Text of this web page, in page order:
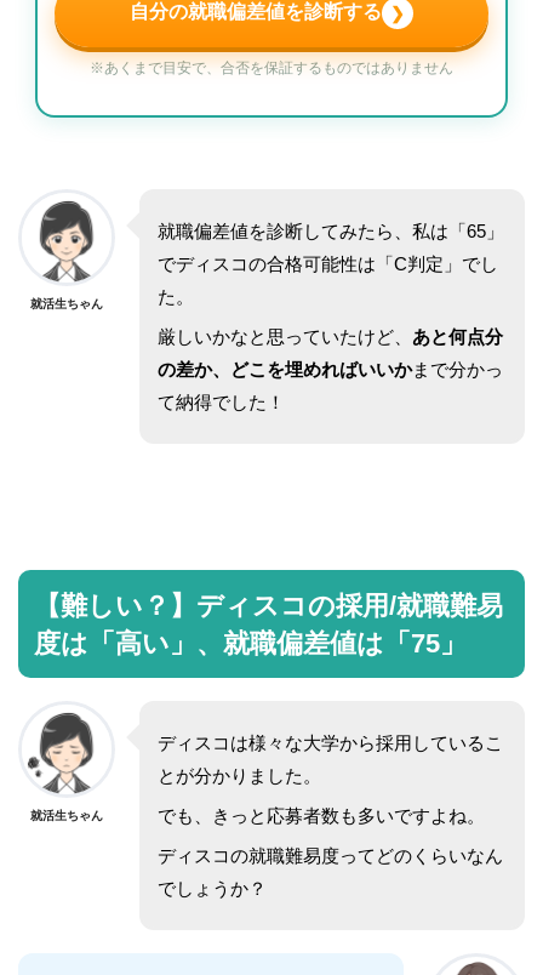
自分の就職偏差値を診断する ❯
※あくまで目安で、合否を保証するものではありません
就活生ちゃん
就職偏差値を診断してみたら、私は「65」
でディスコの合格可能性は「C判定」でし
た。
厳しいかなと思っていたけど、 あと何点分
の差か、どこを埋めればいいかまで分かっ
て納得でした！
【難しい？】ディスコの採用/就職難易
度は「高い」、就職偏差値は「75」
就活生ちゃん
ディスコは様々な大学から採用しているこ
とが分かりました。
でも、きっと応募者数も多いですよね。
ディスコの就職難易度ってどのくらいなん
でしょうか？